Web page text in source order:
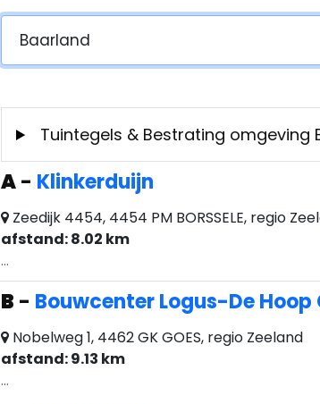
Tuintegels & Bestrating omgeving
A- Klinkerduijn
Zeedijk 4454, 4454 PM BORSSELE, regio
afstand: 8.02 km
...
B - Bouwcenter Logus-De Hoop
Nobelweg 1, 4462 GK GOES, regio Zeeland
afstand: 9.13 km
...